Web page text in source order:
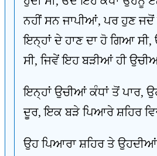
ਨਹੀਂ ਸਨ ਜਾਪੀਆਂ, ਪਰ ਹੁਣ
ਇਨ੍ਹਾਂ ਦੇ ਹਾਣ ਦਾ ਹੋ ਗਿਆ
ਸੀ, ਜਿਵੇਂ ਇਹ ਬੜੀਆਂ ਹੀ
ਇਨ੍ਹਾਂ ਉਚੀਆਂ ਕੰਧਾਂ ਤੋਂ ਪਾਰ,
ਦੂਰ, ਇਕ ਬੜੇ ਪਿਆਰੇ ਸ਼ਹਿਰ
ਉਹ ਪਿਆਰਾ ਸ਼ਹਿਰ ਤੇ ਉਹਦੀਆਂ